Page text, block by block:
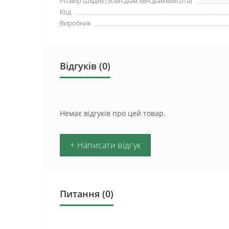
Код
Виробник
Відгуків (0)
Немає відгуків про цей товар.
+ Написати відгук
Питання (0)